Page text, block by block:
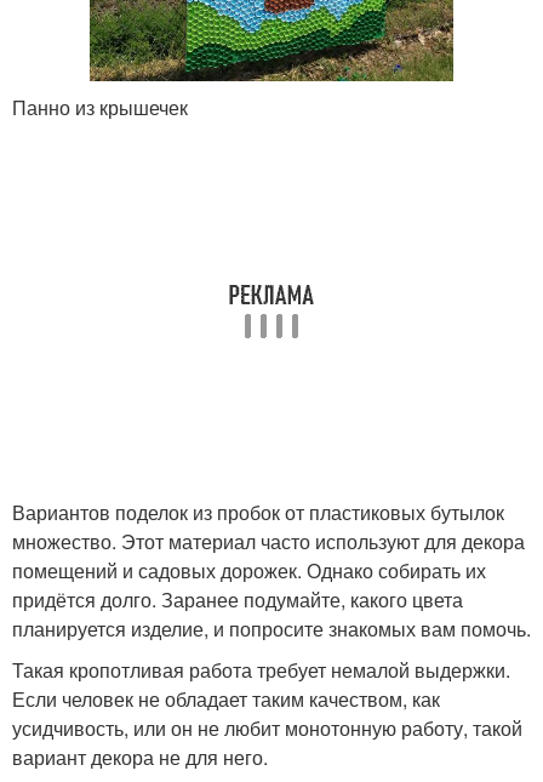
Панно из крышечек
Вариантов поделок из пробок от пластиковых бутылок
множество. Этот материал часто используют для декора
помещений и садовых дорожек. Однако собирать их
придётся долго. Заранее подумайте, какого цвета
планируется изделие, и попросите знакомых вам помочь.
Такая кропотливая работа требует немалой выдержки.
Если человек не обладает таким качеством, как
усидчивость, или он не любит монотонную работу, такой
вариант декора не для него.